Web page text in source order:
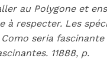
au Polygone et
respecter. Les
seria
11888, p.